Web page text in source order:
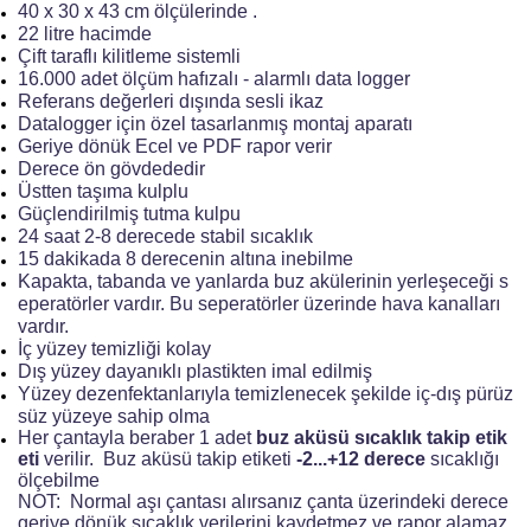
40 x 30 x 43 cm ölçülerinde .
22 litre hacimde
Çift taraflı kilitleme sistemli
16.000 adet ölçüm hafızalı - alarmlı data logger
Referans değerleri dışında sesli ikaz
Datalogger için özel tasarlanmış montaj aparatı
Geriye dönük Ecel ve PDF rapor verir
Derece ön gövdededir
Üstten taşıma kulplu
Güçlendirilmiş tutma kulpu
24 saat 2-8 derecede stabil sıcaklık
15 dakikada 8 derecenin altına inebilme
Kapakta, tabanda ve yanlarda buz akülerinin yerleşeceği s
eperatörler vardır. Bu seperatörler üzerinde hava kanalları
vardır.
İç yüzey temizliği kolay
Dış yüzey dayanıklı plastikten imal edilmiş
Yüzey dezenfektanlarıyla temizlenecek şekilde iç-dış pürüz
süz yüzeye sahip olma
Her çantayla beraber 1 adet buz aküsü sıcaklık takip etik
eti verilir. Buz aküsü takip etiketi -2...+12 derece sıcaklığı
ölçebilme
NOT: Normal aşı çantası alırsanız çanta üzerindeki derece